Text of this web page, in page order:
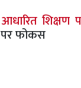
शिक्षण
फोकस